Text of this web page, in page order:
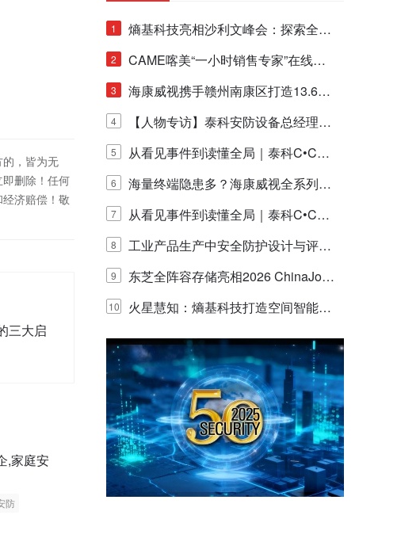
，皆为无
删除！任何
济赔偿！敬
三大启
,家庭安
防
1
熵基科技亮相沙利文峰会：探索全栈
脑机技术商业化生态新路径
2
CAME喀美“一小时销售专家”在线赋
能培训正式启动！
3
海康威视携手赣州南康区打造13.6公
里绿波网
4
【人物专访】泰科安防设备总经理张
宁解码安防出海新范式
5
从看见事件到读懂全局｜泰科C•CUR
E IQ 3.20开启安防运营智能新时代
6
海量终端隐患多？海康威视全系列物
联安全产品，四层守护更放心！
7
从看见事件到读懂全局｜泰科C•CUR
E IQ 3.20开启安防运营智能新时代
8
工业产品生产中安全防护设计与评估
的实践与探讨
9
东芝全阵容存储亮相2026 ChinaJo
y，以海量数据底座赋能“与AI同游”新
体验
10
火星慧知：熵基科技打造空间智能时
代的认知中枢